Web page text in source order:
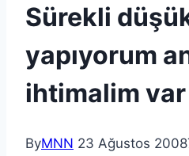
Sürekli
yapıyorum
ihtimalim var
ByMNN 23 Ağustos 2008